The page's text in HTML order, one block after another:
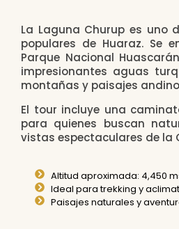
La Laguna Churup es uno
populares de Huaraz. Se
Parque Nacional
impresionantes aguas
montañas y paisajes
El tour incluye una
para quienes buscan
vistas espectaculares de la
Altitud aproximada: 4,450
Ideal para trekking y
Paisajes naturales y